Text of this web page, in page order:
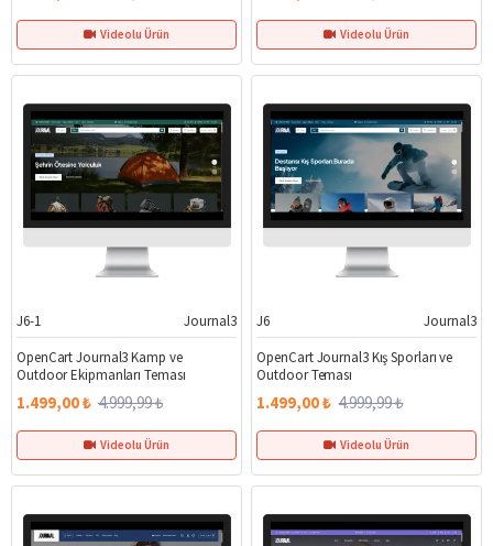
Videolu Ürün Videolu Ürün
%70
J6-1
Journal3
OpenCart Journal3 Kamp ve
Outdoor Ekipmanları Teması
1.499,00 ₺ 4.999,99 ₺
Videolu Ürün
%70
J6
Journal3
OpenCart Journal3 Kış Sporları ve
Outdoor Teması
1.499,00 ₺ 4.999,99 ₺
Videolu Ürün